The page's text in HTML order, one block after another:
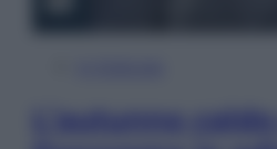
L’autunno